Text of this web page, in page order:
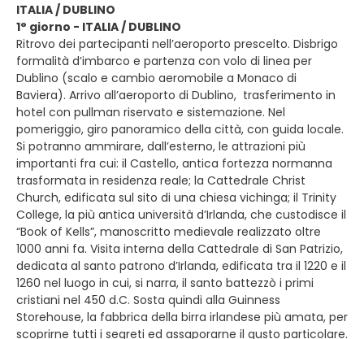
ITALIA / DUBLINO
1° giorno - ITALIA / DUBLINO
Ritrovo dei partecipanti nell’aeroporto prescelto. Disbrigo
formalità d’imbarco e partenza con volo di linea per
Dublino (scalo e cambio aeromobile a Monaco di
Baviera). Arrivo all’aeroporto di Dublino, trasferimento in
hotel con pullman riservato e sistemazione. Nel
pomeriggio, giro panoramico della città, con guida locale.
Si potranno ammirare, dall’esterno, le attrazioni più
importanti fra cui: il Castello, antica fortezza normanna
trasformata in residenza reale; la Cattedrale Christ
Church, edificata sul sito di una chiesa vichinga; il Trinity
College, la più antica università d’Irlanda, che custodisce il
“Book of Kells”, manoscritto medievale realizzato oltre
1000 anni fa. Visita interna della Cattedrale di San Patrizio,
dedicata al santo patrono d’Irlanda, edificata tra il 1220 e il
1260 nel luogo in cui, si narra, il santo battezzò i primi
cristiani nel 450 d.C. Sosta quindi alla Guinness
Storehouse, la fabbrica della birra irlandese più amata, per
scoprirne tutti i segreti ed assaporarne il gusto particolare.